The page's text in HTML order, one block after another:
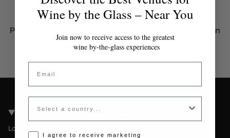
Token inválido o expirado
Por favor contacta al administrador para obtener un
token válido.
Coravin Guide Locations
London
Wine by the Glass – Near You
Join now to receive access to the greatest
wine by-the-glass experiences
Email
Country
Opt-in disclaimer
I agree to receive marketing